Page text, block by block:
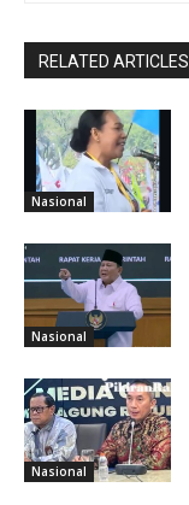
RELATED ARTICLES
Nasional
Nasional
Nasional